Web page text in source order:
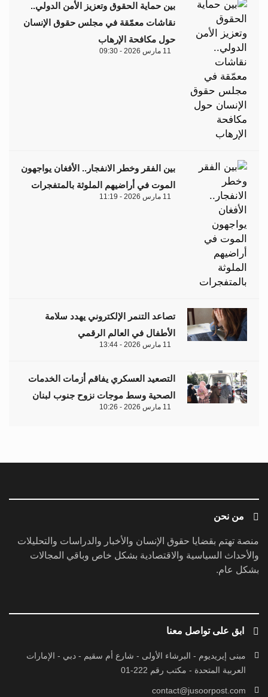
بين حماية الحقوق وتعزيز الأمن الدولي..
نقاشات معمّقة في مجلس حقوق الإنسان
حول مكافحة الإرهاب
11 مارس 2026 - 09:30
بين الفقر وخطر الانفجار.. الأفغان يواجهون
الموت في أراضيهم الملوثة بالمتفجرات
11 مارس 2026 - 11:19
تصاعد التنمر الإلكتروني يهدد سلامة
الأطفال في العالم الرقمي
11 مارس 2026 - 13:44
التصعيد العسكري يفاقم أزمات الخدمات
الصحية وسط موجات نزوح جنوب لبنان
11 مارس 2026 - 10:26
من نحن
منصة تهتم بقضايا حقوق الإنسان والأخبار والدراسات والتحليلات
والأحداث السياسية والاقتصادية بشكل خاص وباقي المجالات
بشكل عام.
ابق على تواصل معنا
مبنى إيريديوم - البرشاء الأولى - شارع أم سقيم - دبي - الإمارات
العربية المتحدة - مكتب رقم 222-01
contact@jusoorpost.com